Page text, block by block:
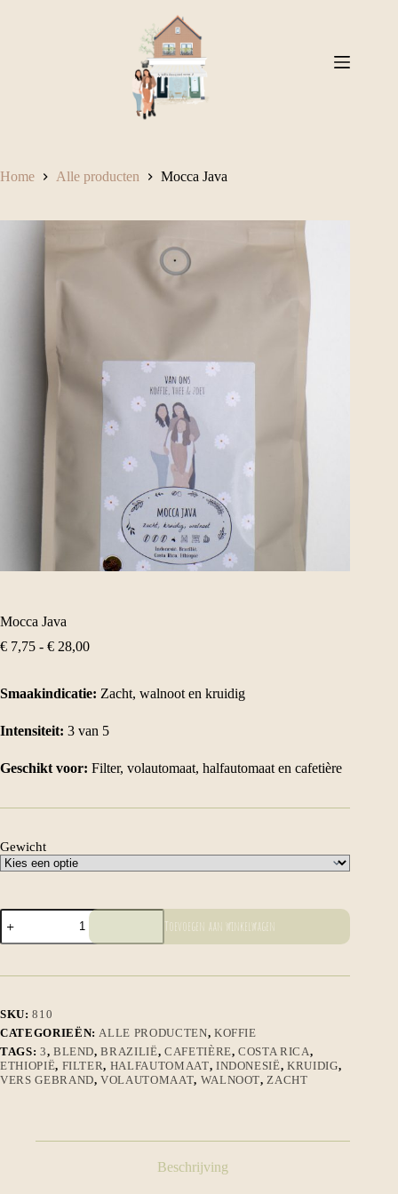
Home Alle producten Mocca Java
Mocca Java
€ 7,75 - € 28,00Prijsklasse:
€ 28,00
Smaakindicatie: Zacht, walnoot en kruidig
Intensiteit: 3 van 5
Geschikt voor: Filter, volautomaat, halfautomaat en cafetière
Gewicht
Mocca
Java
aantal
Toevoegen aan winkelwagen
SKU:810
CATEGORIEËN: ALLE PRODUCTEN, KOFFIE
TAGS: 3, BLEND,BRAZILIË, CAFETIÈRE,COSTA RICA,
ETHIOPIË, FILTER, HALFAUTOMAAT, INDONESIË,KRUIDIG,
VERS GEBRAND,VOLAUTOMAAT, WALNOOT, ZACHT
Beschrijving